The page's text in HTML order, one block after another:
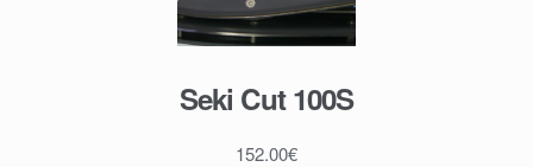
Seki Cut 100S
152.00€